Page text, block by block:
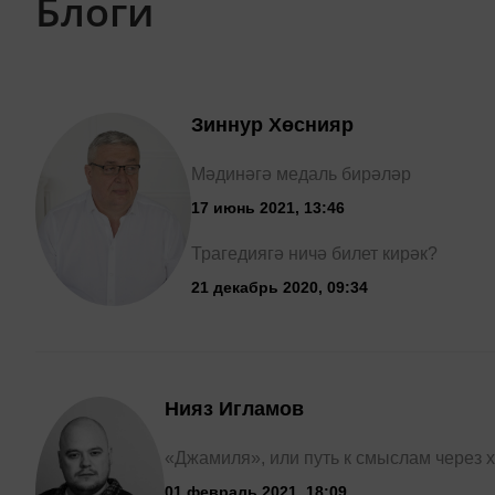
Блоги
Зиннур Хөснияр
Мәдинәгә медаль бирәләр
17 июнь 2021, 13:46
Трагедиягә ничә билет кирәк?
21 декабрь 2020, 09:34
Нияз Игламов
«Джамиля», или путь к смыслам через